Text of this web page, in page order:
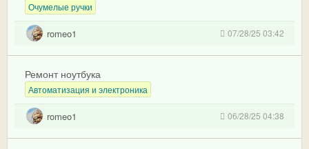
Очумелые ручки
romeo1 07/28/25 03:42
Ремонт ноутбука
Автоматизация и электроника
romeo1 06/28/25 04:38